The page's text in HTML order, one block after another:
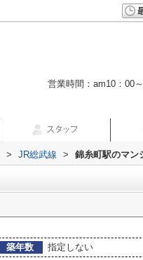
営業時間：am10：00
> JR総武線 > 錦糸町駅のマン
築年数
指定しない